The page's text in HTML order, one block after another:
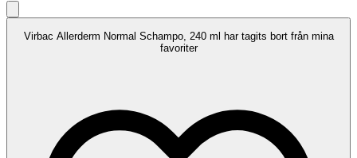
Virbac Allerderm Normal Schampo, 240 ml har tagits bort från mina
favoriter